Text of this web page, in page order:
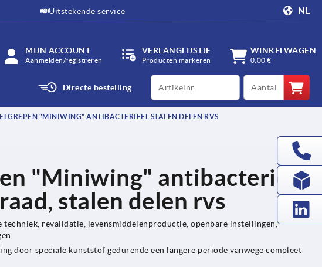
Uitstekende service NL
MIJN ACCOUNT
Aanmelden/registreren
VERLANGLIJSTJE
Producten markeren
WINKELWAGEN
0,00 €
Directe bestelling
productCode qty
"MINIWING" ANTIBACTERIEEL STALEN DELEN RVS
"Miniwing" antibacterieel
stalen delen rvs
techniek, revalidatie, levensmiddelenproductie, openbare instellingen,
door speciale kunststof gedurende een langere periode vanwege compleet